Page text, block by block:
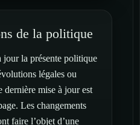
de la politique
jour la présente politique
légales ou
dernière mise à jour est
Les changements
faire l’objet d’une